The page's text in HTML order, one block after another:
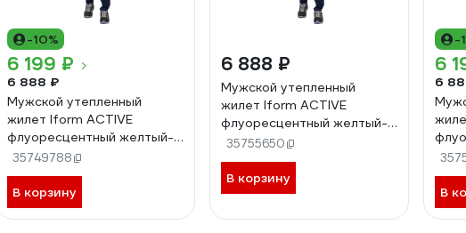
-10%
6 199 ₽
6 888 ₽
Мужской утепленный
жилет Iform ACTIVE
флуоресцентный желтый-
синий (96-100, 182-188),
Жил 005/96/182
35749788
В корзину
6 888 ₽
Мужской утепленный
жилет Iform ACTIVE
флуоресцентный желтый-
синий (104-108, 170-176),
Жил 005/104/170
35755650
В корзину
-
6
6
Жил
В